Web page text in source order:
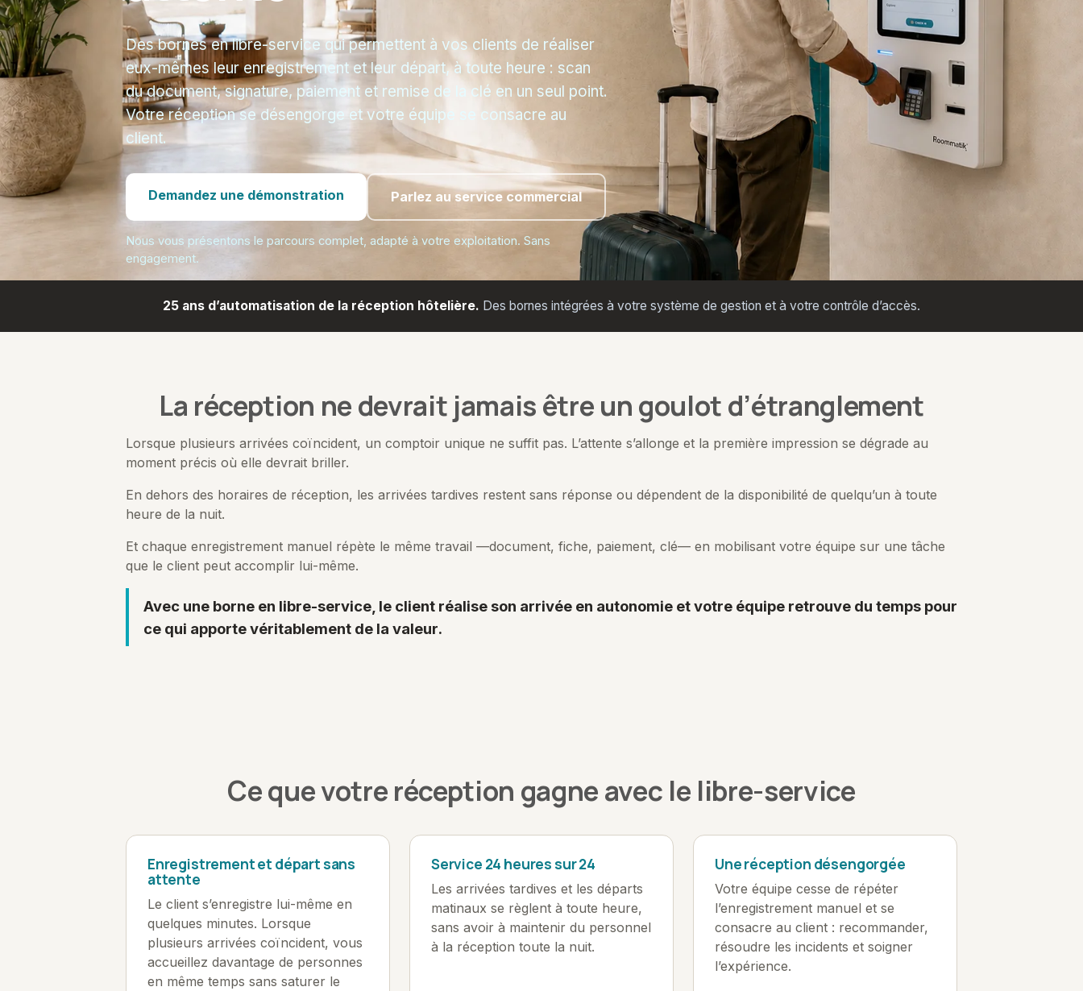
Des bornes en libre-service qui permettent à vos clients de réaliser
eux-mêmes leur enregistrement et leur départ, à toute heure : scan
du document, signature, paiement et remise de la clé en un seul point.
Votre réception se désengorge et votre équipe se consacre au
client.
Demandez une démonstration Parlez au service commercial
Nous vous présentons le parcours complet, adapté à votre exploitation. Sans
engagement.
25 ans d’automatisation de la réception hôtelière. Des bornes intégrées à votre système de gestion et à votre contrôle d’accès.
La réception ne devrait jamais être un goulot d’étranglement
Lorsque plusieurs arrivées coïncident, un comptoir unique ne suffit pas. L’attente s’allonge et la première impression se dégrade au
moment précis où elle devrait briller.
En dehors des horaires de réception, les arrivées tardives restent sans réponse ou dépendent de la disponibilité de quelqu’un à toute
heure de la nuit.
Et chaque enregistrement manuel répète le même travail —document, fiche, paiement, clé— en mobilisant votre équipe sur une tâche
que le client peut accomplir lui-même.
Avec une borne en libre-service, le client réalise son arrivée en autonomie et votre équipe retrouve du temps pour
ce qui apporte véritablement de la valeur.
Ce que votre réception gagne avec le libre-service
Enregistrement et départ sans
attente
Le client s’enregistre lui-même en
quelques minutes. Lorsque
plusieurs arrivées coïncident, vous
accueillez davantage de personnes
en même temps sans saturer le
Service 24 heures sur 24
Les arrivées tardives et les départs
matinaux se règlent à toute heure,
sans avoir à maintenir du personnel
à la réception toute la nuit.
Une réception désengorgée
Votre équipe cesse de répéter
l’enregistrement manuel et se
consacre au client : recommander,
résoudre les incidents et soigner
l’expérience.